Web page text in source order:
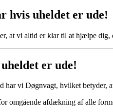
hvis uheldet er ude!
at vi altid er klar til at hjælpe dig,
er ude!
har vi Døgnvagt, hvilket betyder,
omgående afdækning af alle